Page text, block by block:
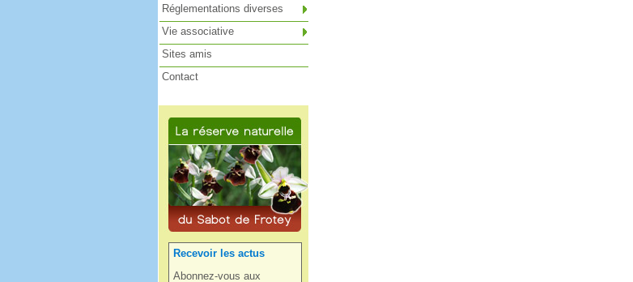
Recevoir les actus
Abonnez-vous aux
Réglementations diverses
Vie associative
Sites amis
Contact